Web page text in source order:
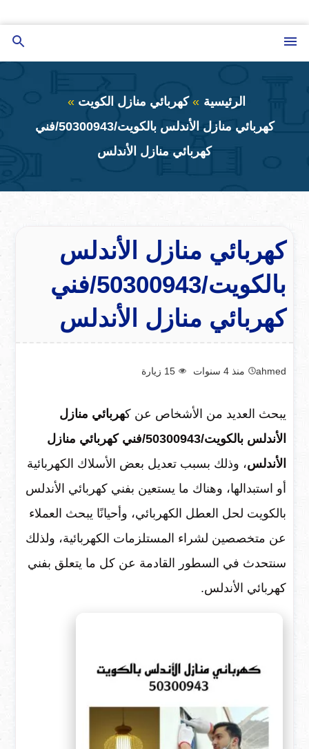
إلى
المحتوى
الرئيسية
كهربائي منازل الكويت
كهربائي منازل الأندلس بالكويت/50300943/فني
كهربائي منازل الأندلس
كهربائي منازل الأندلس
بالكويت/50300943/فني
كهربائي منازل الأندلس
ahmed منذ 4 سنوات 15 زيارة
يبحث العديد من الأشخاص عن كهربائي منازل
الأندلس بالكويت/50300943/فني كهربائي منازل
الأندلس، وذلك بسبب تعديل بعض الأسلاك الكهربائية
أو استبدالها، وهناك ما يستعين بفني كهربائي الأندلس
بالكويت لحل العطل الكهربائي، وأحيانًا يبحث العملاء
عن متخصصين لشراء المستلزمات الكهربائية، ولذلك
سنتحدث في السطور القادمة عن كل ما يتعلق بفني
كهربائي الأندلس.